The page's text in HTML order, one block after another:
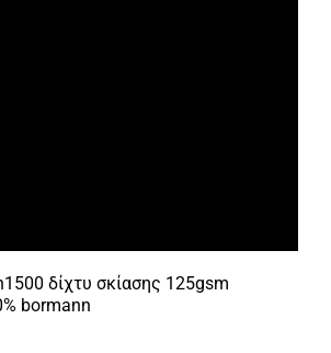
δίχτυ σκίασης 125gsm
bormann